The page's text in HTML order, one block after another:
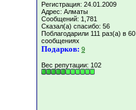
Регистрация: 24.01.2009
Адрес: Алматы
Сообщений: 1,781
Сказал(а) спасибо: 56
Поблагодарили 111 раз(а) в 60
сообщениях
Подарков: 9
Вес репутации: 102